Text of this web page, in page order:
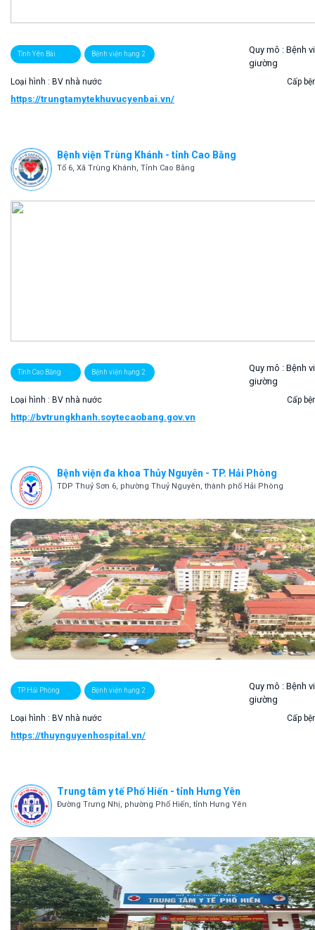
Tỉnh Yên Bái Bệnh viện hạng 2 Quy mô :Bệnh
giường
Loại hình : BV nhà nước Cấp
https://trungtamytekhuvucyenbai.vn/
Bệnh viện Trùng Khánh - tỉnh Cao Bằng
Tổ 6, Xã Trùng Khánh, Tỉnh Cao Bằng
Tỉnh Cao Bằng Bệnh viện hạng 2 Quy mô :Bệnh
giường
Loại hình : BV nhà nước Cấp
http://bvtrungkhanh.soytecaobang.gov.vn
Bệnh viện đa khoa Thủy Nguyên - TP. Hải Phòng
TDP Thuỷ Sơn 6, phường Thuỷ Nguyên, thành phố Hải Phòng
TP. Hải Phòng Bệnh viện hạng 2 Quy mô :Bệnh
giường
Loại hình : BV nhà nước Cấp
https://thuynguyenhospital.vn/
Trung tâm y tế Phố Hiến - tỉnh Hưng Yên
Đường Trưng Nhị, phường Phố Hiến, tỉnh Hưng Yên